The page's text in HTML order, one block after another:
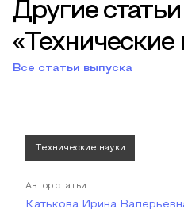
Другие
«Технические
Все статьи выпуска
Технические науки
Автор статьи
Катькова Ирина